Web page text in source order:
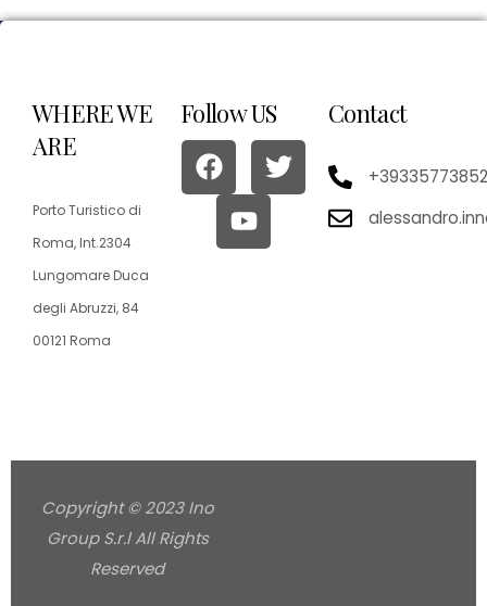
WHERE WE
ARE
Porto Turistico di
Roma, Int.2304
Lungomare Duca
degli Abruzzi, 84
00121 Roma
Follow US Contact
Copyright © 2023 Ino
Group S.r.l All Rights
Reserved